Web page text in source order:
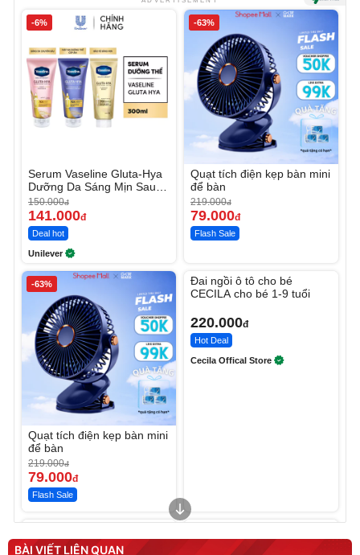
-6%
Serum Vaseline Gluta-Hya
Dưỡng Da Sáng Mịn Sau 7
Ngày
150.000đ
141.000đ
Deal hot
Unilever
-63%
Quạt tích điện kẹp bàn mini
để bàn
219.000đ
79.000đ
Flash Sale
-63%
Quạt tích điện kẹp bàn mini
để bàn
219.000đ
79.000đ
Flash Sale
Đai ngồi ô tô cho bé
CECILA cho bé 1-9 tuổi
220.000đ
Hot Deal
Cecila Offical Store
tức thì Vaseline Body
D2-001 - Thông Minh
BÀI VIẾT LIÊN QUAN